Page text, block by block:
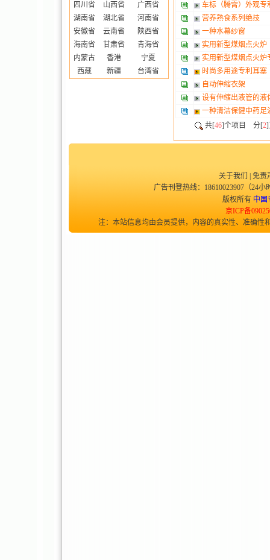
四川省
山西省
广西省
湖南省
湖北省
河南省
安徽省
云南省
陕西省
海南省
甘肃省
青海省
内蒙古
香港
宁夏
西藏
新疆 台湾省
车标（腾霄）外观专
营养熟食系列绝技
一种水幕纱窗
实用新型煤烟点火炉
实用新型煤烟点火
时尚多用途专利耳塞
自动伸缩衣架
设有伸缩出液管的液
一种清洁保健中药足
共[46]个项目 分[2]
关于我们
免责
广告刊登热线：18610023907（24
版权所有 中国
京ICP备
注：本站信息均由会员提供，内容的真实性、准确性